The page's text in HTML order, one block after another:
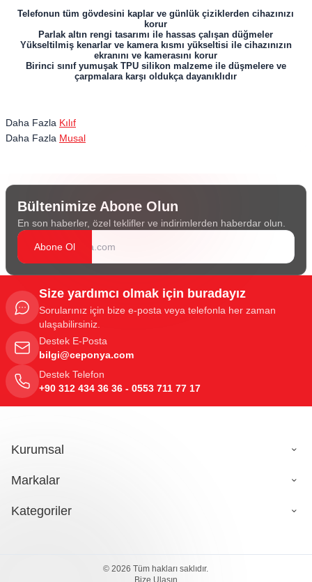
Telefonun tüm gövdesini kaplar ve günlük çiziklerden cihazınızı
korur
Parlak altın rengi tasarımı ile hassas çalışan düğmeler
Yükseltilmiş kenarlar ve kamera kısmı yükseltisi ile cihazınızın
ekranını ve kamerasını korur
Birinci sınıf yumuşak TPU silikon malzeme ile düşmelere ve
çarpmalara karşı oldukça dayanıklıdır
Daha Fazla Kılıf
Daha Fazla Musal
Bültenimize Abone Olun
En son haberler, özel teklifler ve indirimlerden haberdar olun.
Abone Ol
Size yardımcı olmak için buradayız
Sorularınız için bize e-posta veya telefonla her zaman
ulaşabilirsiniz.
Destek E-Posta
bilgi@ceponya.com
Destek Telefon
+90 312 434 36 36 - 0553 711 77 17
Kurumsal
Markalar
Kategoriler
© 2026 Tüm hakları saklıdır.
Bize Ulaşın